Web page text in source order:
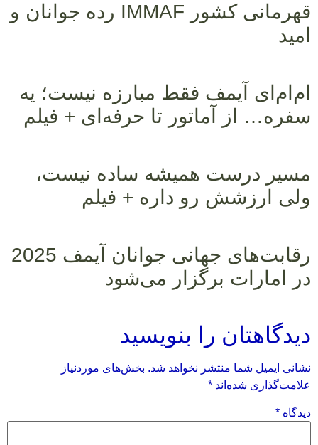
قهرمانی کشور IMMAF رده جوانان و
امید
ام‌ام‌ای آیمف فقط مبارزه نیست؛ یه
سفره… از آماتور تا حرفه‌ای + فیلم
مسیر درست همیشه ساده نیست،
ولی ارزشش رو داره + فیلم
رقابت‌های جهانی جوانان آیمف 2025
در امارات برگزار می‌شود
دیدگاهتان را بنویسید
نشانی ایمیل شما منتشر نخواهد شد. بخش‌های موردنیاز
علامت‌گذاری شده‌اند *
دیدگاه *